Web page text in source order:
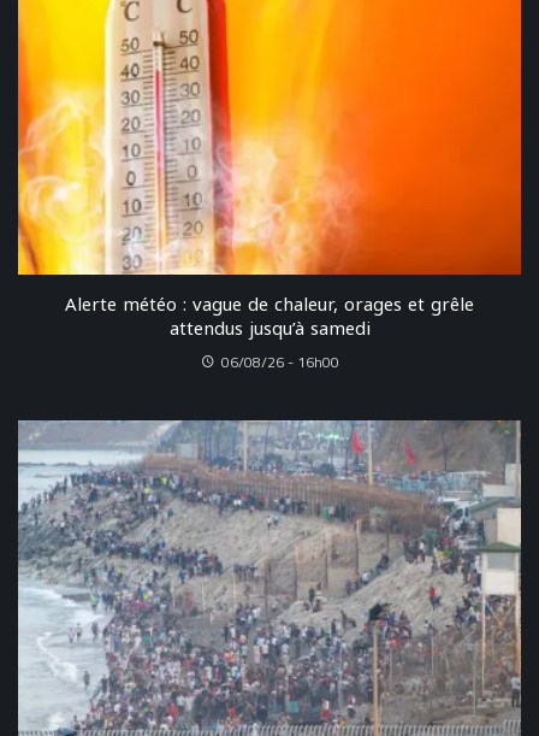
Alerte météo : vague de chaleur, orages et grêle
attendus jusqu’à samedi
06/08/26 - 16h00